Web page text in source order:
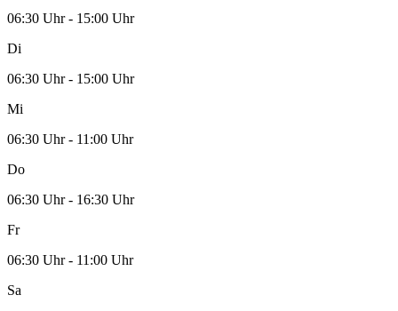
06:30 Uhr - 15:00 Uhr
Di
06:30 Uhr - 15:00 Uhr
Mi
06:30 Uhr - 11:00 Uhr
Do
06:30 Uhr - 16:30 Uhr
Fr
06:30 Uhr - 11:00 Uhr
Sa